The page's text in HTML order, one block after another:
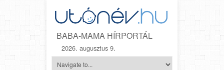
BABA-MAMA HÍRPORTÁL
2026. augusztus 9.